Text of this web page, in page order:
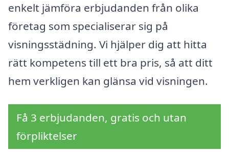
enkelt jämföra erbjudanden från olika
företag som specialiserar sig på
visningsstädning. Vi hjälper dig att hitta
rätt kompetens till ett bra pris, så att ditt
hem verkligen kan glänsa vid visningen.
Få 3 erbjudanden, gratis och utan
förpliktelser